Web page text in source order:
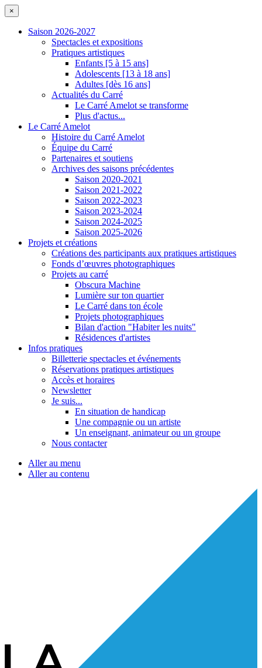
×
Saison 2026-2027
Spectacles et expositions
Pratiques artistiques
Enfants [5 à 15 ans]
Adolescents [13 à 18 ans]
Adultes [dès 16 ans]
Actualités du Carré
Le Carré Amelot se transforme
Plus d'actus...
Le Carré Amelot
Histoire du Carré Amelot
Équipe du Carré
Partenaires et soutiens
Archives des saisons précédentes
Saison 2020-2021
Saison 2021-2022
Saison 2022-2023
Saison 2023-2024
Saison 2024-2025
Saison 2025-2026
Projets et créations
Créations des participants aux pratiques artistiques
Fonds d’œuvres photographiques
Projets au carré
Obscura Machine
Lumière sur ton quartier
Le Carré dans ton école
Projets photographiques
Bilan d'action "Habiter les nuits"
Résidences d'artistes
Infos pratiques
Billetterie spectacles et événements
Réservations pratiques artistiques
Accès et horaires
Newsletter
Je suis...
En situation de handicap
Une compagnie ou un artiste
Un enseignant, animateur ou un groupe
Nous contacter
Aller au menu
Aller au contenu